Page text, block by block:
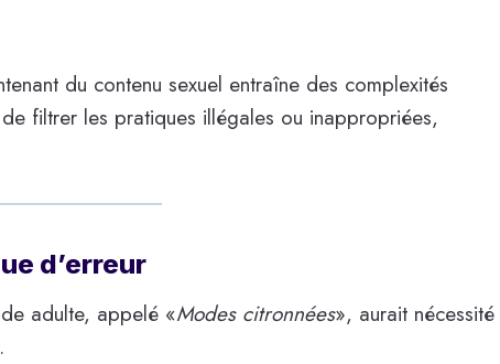
du contenu sexuel entraîne des complexités
filtrer les pratiques illégales ou inappropriées,
d’erreur
adulte, appelé «Modes citronnées», aurait nécessité